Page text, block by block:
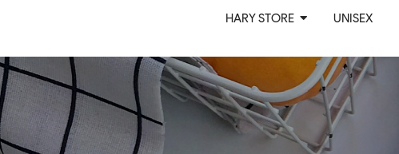
HARY STORE UNISEX